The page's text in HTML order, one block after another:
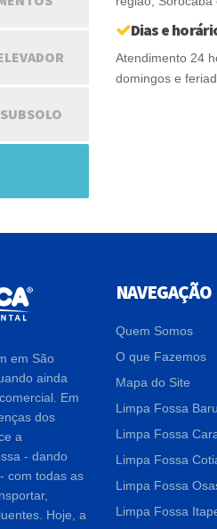
Dias e
Atendimento 24
domingos e
em São
ainda
Em
dos
a
- dando
com todas as
Hoje, a
NAVEGAÇÃO
Quem Somos
O que Fazemos
Mapa do Site
Limpa Fossa
Limpa Fossa
Limpa Fossa
Limpa Fossa
Limpa Fossa